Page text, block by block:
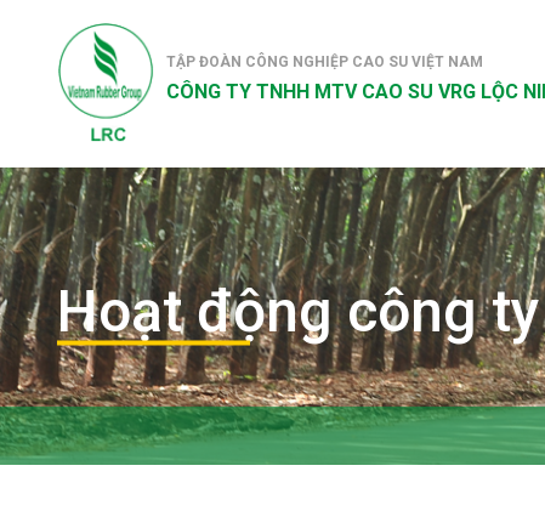
TẬP ĐOÀN CÔNG NGHIỆP CAO SU VIỆT NAM
CÔNG TY TNHH MTV CAO SU VRG LỘC
Hoạt động công ty